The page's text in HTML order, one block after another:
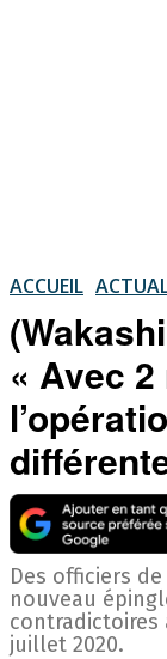
ACCUEIL
« Avec
Des officiers
nouveau
contradictoires
juillet 2020.